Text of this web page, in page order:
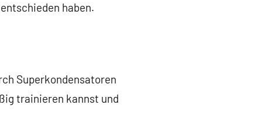
haben.
Superkondensatoren
trainieren kannst und